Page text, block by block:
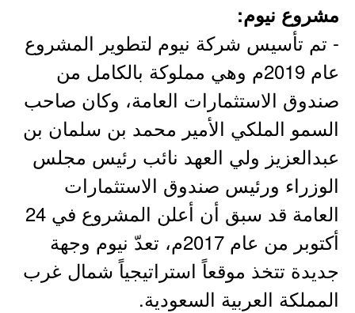
مشروع نيوم:
- تم تأسيس شركة نيوم لتطوير المشروع
عام 2019م وهي مملوكة بالكامل من
صندوق الاستثمارات العامة، وكان صاحب
السمو الملكي الأمير محمد بن سلمان بن
عبدالعزيز ولي العهد نائب رئيس مجلس
الوزراء ورئيس صندوق الاستثمارات
العامة قد سبق أن أعلن المشروع في 24
أكتوبر من عام 2017م، تعدّ نيوم وجهة
جديدة تتخذ موقعاً استراتيجياً شمال غرب
المملكة العربية السعودية.